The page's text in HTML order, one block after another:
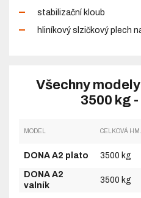
stabilizační kloub
hliníkový slzičkový plech
Všechny
3500 kg
MODEL CELKOVÁ HM.
DONA A2 plato 3500 kg
DONA A2
valník
3500 kg